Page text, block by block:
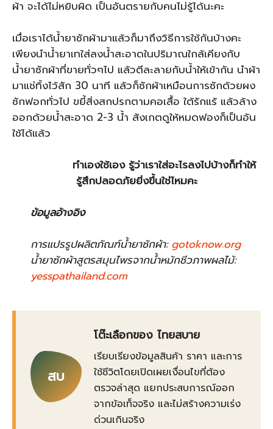
ผ้า จะได้ไม่หยิบผิด เป็นอันตรายกับคนไม่รู้ได้นะคะ
เมื่อเราได้น้ำยาซักผ้ามาแล้วก็มาถึงวิธีการใช้กันบ้างคะ
เพียงนำน้ำยาเทใส่ลงน้ำสะอาดในปริมาณใกล้เคียงกับ
น้ำยาซักผ้าที่ขายทั่วๆไป แล้วตีละลายกับน้ำให้เข้ากัน นำผ้า
มาแช่ทิ้งไว้สัก 30 นาที แล้วก็ซักผ้าเหมือนการซักด้วยผง
ซักฟอกทั่วไป ขยี้สิ่งสกปรกตามคอเสื้อ ใต้รักแร้ แล้วล้าง
ออกด้วยน้ำสะอาด 2-3 น้ำ สังเกตดูให้หมดฟองก็เป็นอัน
ใช้ได้แล้ว
ทำเองใช้เอง รู้ว่าเราใส่อะไรลงไปบ้างก็ทำให้
รู้สึกปลอดภัยยิ่งขึ้นใช่ไหมคะ
ข้อมูลอ้างอิง
การแปรรูปผลิตภัณฑ์น้ำยาซักผ้า:gotoknow.org
น้ำยาซักผ้าสูตรสมุนไพรจากน้ำหมักชีวภาพผลไม้:
yesspathailand.com
สบ
โต๊ะเลือกของ ไทยสบาย
เรียบเรียงข้อมูลสินค้า ราคา และการ
ใช้ชีวิตโดยเปิดเผยเงื่อนไขที่ต้อง
ตรวจล่าสุด แยกประสบการณ์ออก
จากข้อเท็จจริง และไม่สร้างความเร่ง
ด่วนเกินจริง